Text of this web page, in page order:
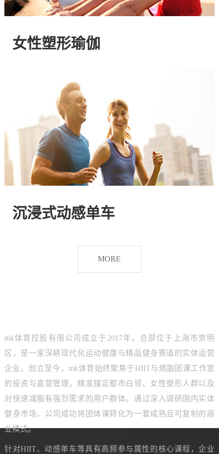
方
网
注
HIIT
燃
女性塑形瑜伽
沉浸式动感单车
MORE
mk体育控股有限公司成立于2017年，总部位于上海市崇明
区，是一家深耕现代化运动健康与精品健身赛道的实体运营
企业。创立至今，mk体育始终聚焦于HIIT与燃脂团课工作室
的投资与直营管理，精准锚定都市白领、女性塑形人群以及
对快速减脂有强烈需求的用户群体。通过深入调研国内实体
健身市场，公司成功将团体课转化为一套成熟且可复制的商
业模式。
针对HIIT、动感单车等具有高频参与属性的核心课程，企业